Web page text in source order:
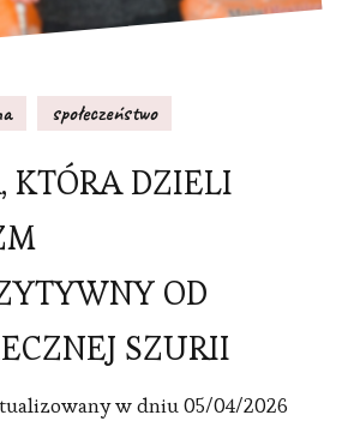
społeczeństwo
KTÓRA DZIELI
OD
SZURII
w dniu05/04/2026